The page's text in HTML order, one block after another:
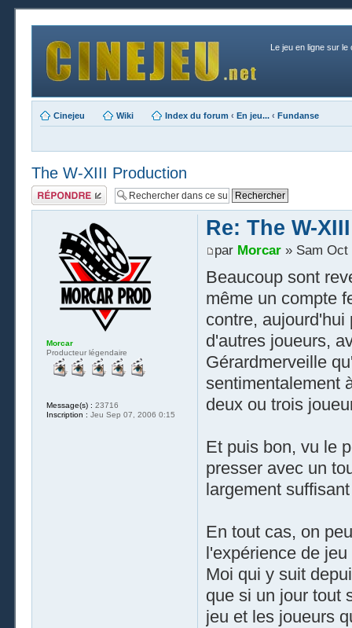
Le jeu en ligne sur le
Cinejeu Wiki Index du forum ‹ En jeu... ‹ Fundanse
The W-XIII Production
Publier une
réponse
Re: The W-
par Morcar» Sam Oct
Beaucoup sont
même un compte
contre,
d'autres joueurs,
Gérardmerveille
sentimentalement
deux ou trois
Et puis bon, vu le
presser avec un
largement
En tout cas, on
l'expérience de
Moi qui y suit
que si un jour tout
jeu et les joueurs
Morcar
Producteur légendaire
Message(s) : 23716
Inscription : Jeu Sep 07, 2006 0:15